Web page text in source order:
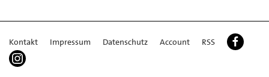
Kontakt Impressum Datenschutz Account RSS